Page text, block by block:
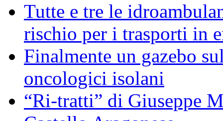
Tutte e tre le
rischio per i trasporti in
Finalmente un gazebo
oncologici isolani
“Ri-tratti” di Giuseppe